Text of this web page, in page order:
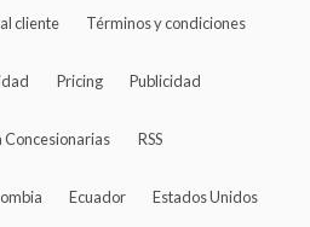
cliente Términos y condiciones
Pricing Publicidad
Concesionarias RSS
Ecuador Estados Unidos